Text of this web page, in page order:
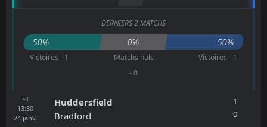
DERNIERS 2 MATCHS
50% 0% 50%
Victoires - 1
Matchs nuls
- 0
Victoires - 1
FT
13:30
24 janv.
Huddersfield
Bradford
1
0